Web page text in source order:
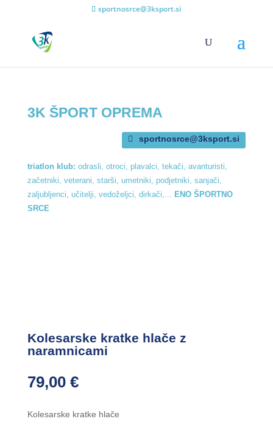
sportnosrce@3ksport.si
3K ŠPORT OPREMA
sportnosrce@3ksport.si
triatlon klub: odrasli, otroci, plavalci, tekači, avanturisti,
začetniki, veterani, starši, umetniki, podjetniki, sanjači,
zaljubljenci, učitelji, vedoželjci, dirkači,... ENO ŠPORTNO
SRCE
Kolesarske kratke hlače z
naramnicami
79,00 €
Kolesarske kratke hlače